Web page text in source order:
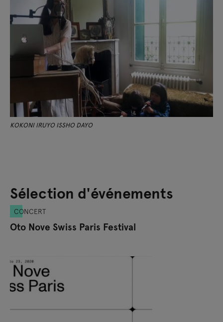
KOKONI IRUYO ISSHO DAYO
Sélection d'événements
CONCERT
Oto Nove Swiss Paris Festival